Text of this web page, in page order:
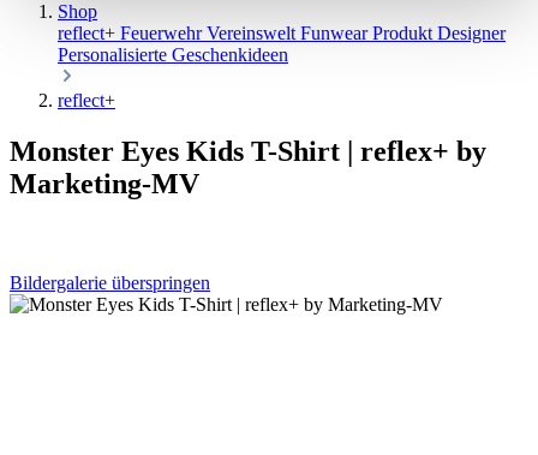
Shop
reflect+ FeuerwehrVereinswelt FunwearProdukt Designer
Personalisierte Geschenkideen
reflect+
Monster Eyes Kids T-Shirt | reflex+ by
Marketing-MV
Bildergalerie überspringen